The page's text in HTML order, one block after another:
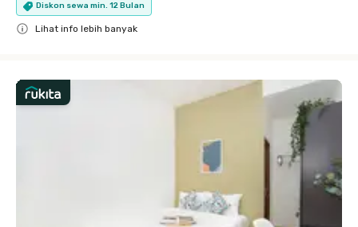
Diskon sewa min. 12 Bulan
Lihat info lebih banyak